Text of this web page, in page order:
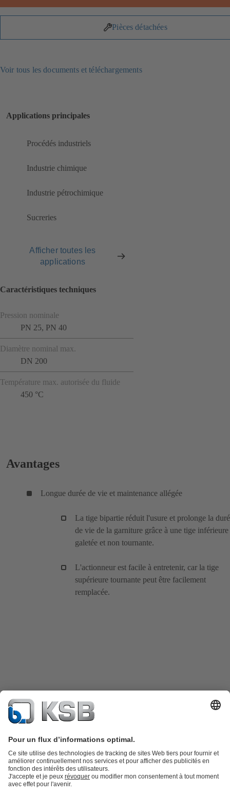
Pièces détachées
Voir tous les documents et téléchargements
Applications principales
Procédés industriels
Industrie chimique
Industrie pétrochimique
Sucreries
Afficher toutes les
applications
Caractéristiques techniques
Pression nominale
PN 25, PN 40
Diamètre nominal max.
DN 200
Température max. autorisée du fluide
450 °C
Avantages
Longue durée de vie et maintenance allégée
La tige bipartie réduit l'usure et prolonge la
de vie de la garniture grâce à une tige inférieure
galetée et non tournante.
L'actionneur est facile à entretenir, car la tige
supérieure tournante peut être facilement
remplacée.